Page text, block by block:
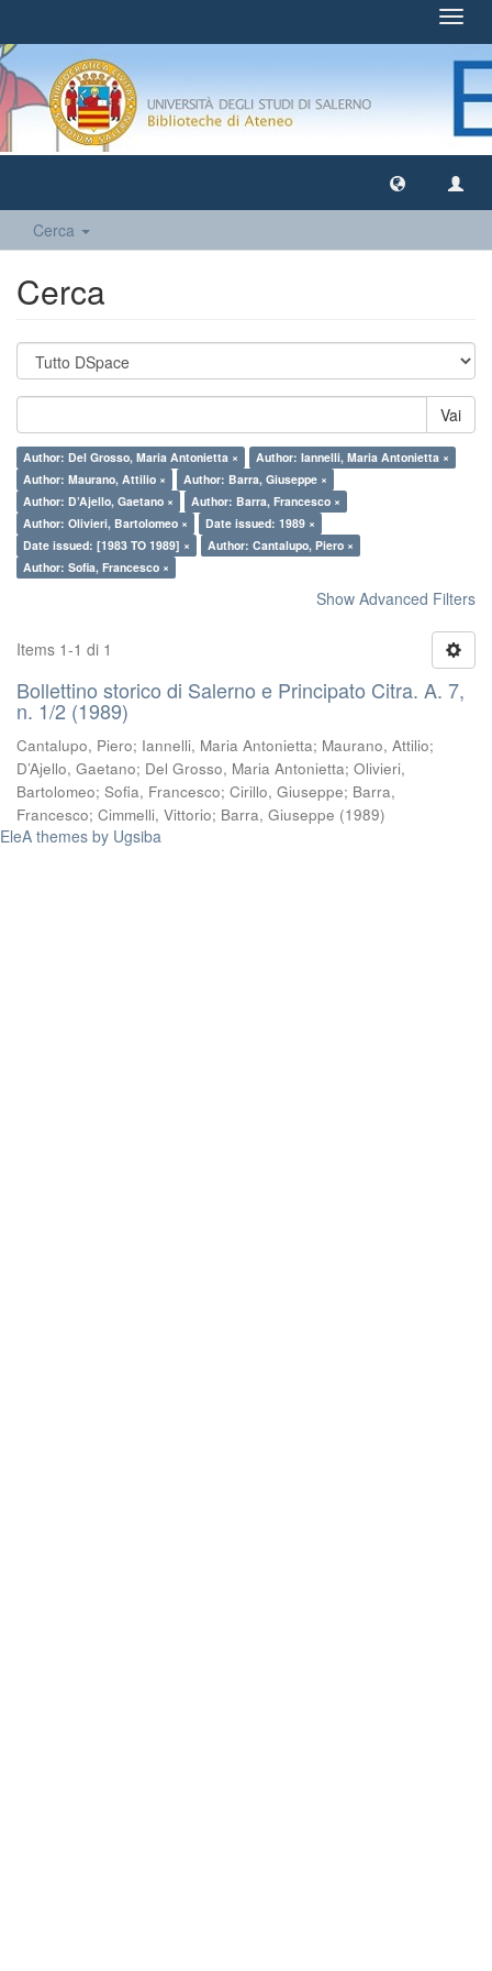
Cerca
Cerca
Vai
Author: Del Grosso, Maria Antonietta ×
Author: Iannelli, Maria Antonietta ×
Author: Maurano, Attilio ×
Author: Barra, Giuseppe ×
Author: D’Ajello, Gaetano ×
Author: Barra, Francesco ×
Author: Olivieri, Bartolomeo ×
Date issued: 1989 ×
Date issued: [1983 TO 1989] ×
Author: Cantalupo, Piero ×
Author: Sofia, Francesco ×
Show Advanced Filters
Items 1-1 di 1
Bollettino storico di Salerno e Principato Citra. A. 7,
n. 1/2 (1989)
Cantalupo, Piero; Iannelli, Maria Antonietta; Maurano, Attilio;
D’Ajello, Gaetano; Del Grosso, Maria Antonietta; Olivieri,
Bartolomeo; Sofia, Francesco; Cirillo, Giuseppe; Barra,
Francesco; Cimmelli, Vittorio; Barra, Giuseppe (1989)
EleA themes by Ugsiba